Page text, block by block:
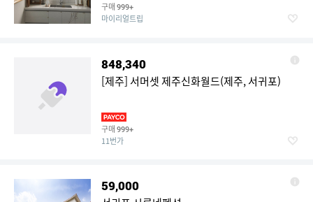
구매 999+
마이리얼트립
848,340
[제주] 서머셋 제주신화월드(제주, 서귀포)
구매 999+
11번가
59,000